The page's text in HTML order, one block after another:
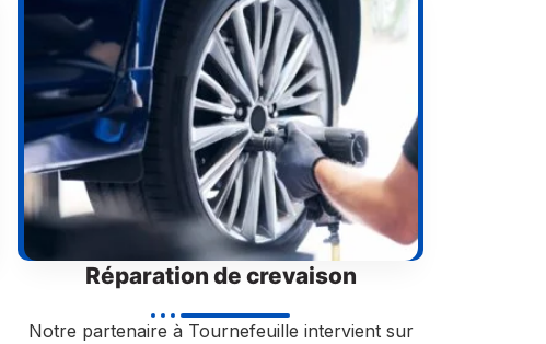
Réparation de crevaison
Notre partenaire à Tournefeuille intervient sur